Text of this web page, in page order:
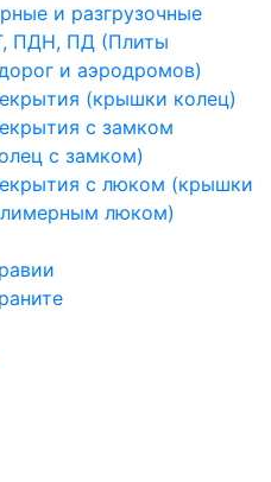
и разгрузочные
ПДН, ПД (Плиты
и аэродромов)
(крышки колец)
с замком
с замком)
с люком (крышки
люком)